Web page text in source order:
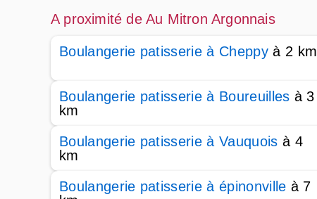
A proximité de Au Mitron Argonnais
Boulangerie patisserie à Cheppyà 2 km
Boulangerie patisserie à Boureuilles à 3
km
Boulangerie patisserie à Vauquois à 4
km
Boulangerie patisserie à épinonville à 7